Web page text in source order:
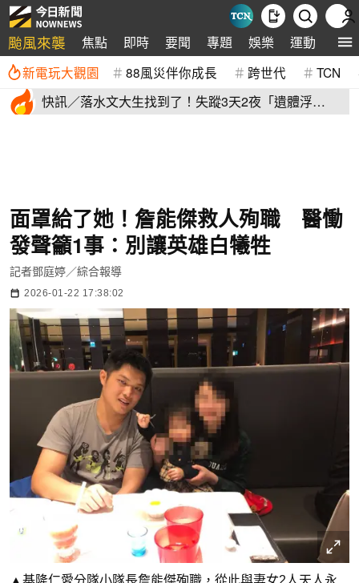
颱風來襲 焦點 即時 要聞 專題 娛樂 運動 全球
新電玩大觀園 88風災伴你成長 跨世代 TCN
快訊／落水文大生找到了！失蹤3天2夜「遺體浮
面罩給了她！詹能傑救人殉職 醫慟
發聲籲1事：別讓英雄白犧牲
記者鄧庭婷／綜合報導
2026-01-22 17:38:02
▲基隆仁愛分隊小隊長詹能傑殉職，從此與妻女2人天人永